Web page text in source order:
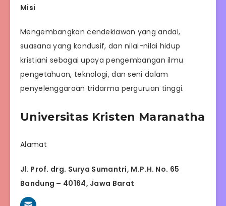
Misi
Mengembangkan cendekiawan yang andal,
suasana yang kondusif, dan nilai-nilai hidup
kristiani sebagai upaya pengembangan ilmu
pengetahuan, teknologi, dan seni dalam
penyelenggaraan tridarma perguruan tinggi.
Universitas Kristen Maranatha
Alamat
Jl. Prof. drg. Surya Sumantri, M.P.H. No. 65
Bandung – 40164, Jawa Barat